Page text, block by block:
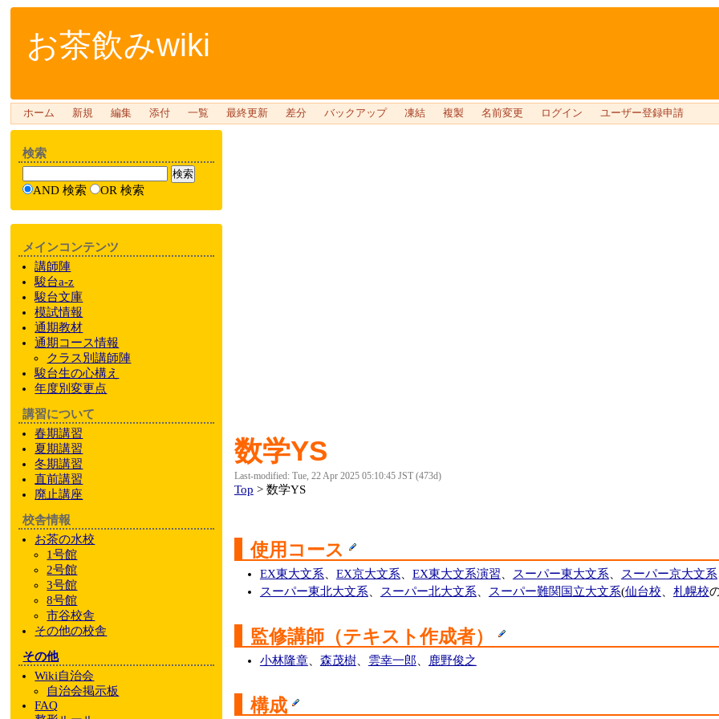
お茶飲みwiki
ホーム 新規 編集 添付 一覧 最終更新 差分 バックアップ 凍結 複製 名前変更 ログイン ユーザー登録申請
数学YS
Last-modified: Tue, 22 Apr 2025 05:10:45 JST (473d)
Top > 数学YS
使用コース
EX東大文系 EX京大文系 EX東大文系演習 スーパー東大文系 スーパー京大文系
スーパー東北大文系
スーパー北大文系 スーパー難関国立大文系(仙台校 札幌校
監修講師（テキスト作成者）
小林隆章、 森茂樹、 雲幸一郎 鹿野俊之
構成
検索
AND 検索 OR 検索
メインコンテンツ
講師陣
駿台a-z
駿台文庫
模試情報
通期教材
通期 コース情報
クラス別講師陣
駿台生の心構え
年度別変更点
講習について
春期講習
夏期講習
冬期講習
直前講習
廃止講座
校舎情報
お茶の水校
1号館
2号館
3号館
8号館
市谷校舎
その他の校舎
その他
Wiki自治会
自治会掲示板
FAQ